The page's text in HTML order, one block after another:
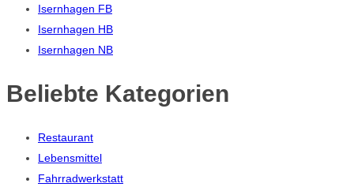
Isernhagen FB
Isernhagen HB
Isernhagen NB
Beliebte Kategorien
Restaurant
Lebensmittel
Fahrradwerkstatt